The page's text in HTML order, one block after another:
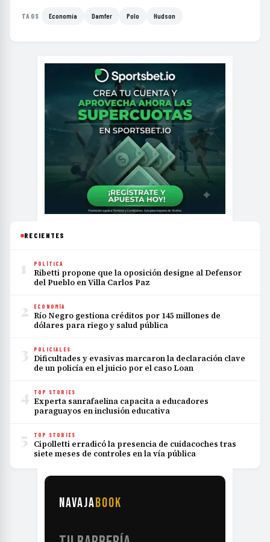
TAGS Economía Damfer Polo Hudson
RECIENTES
1 POLÍTICA
Ribetti propone que la oposición designe al Defensor
del Pueblo en Villa Carlos Paz
2 ECONOMÍA
Río Negro gestiona créditos por 145 millones de
dólares para riego y salud pública
3 POLICIALES
Dificultades y evasivas marcaron la declaración clave
de un policía en el juicio por el caso Loan
4 TOP STORIES
Experta sanrafaelina capacita a educadores
paraguayos en inclusión educativa
5 TOP STORIES
Cipolletti erradicó la presencia de cuidacoches tras
siete meses de controles en la vía pública
NAVAJABOOK